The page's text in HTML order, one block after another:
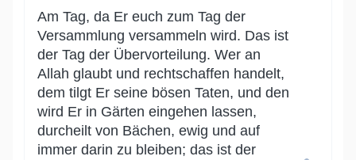
Am Tag, da Er euch zum Tag der
Versammlung versammeln wird. Das ist
der Tag der Übervorteilung. Wer an
Allah glaubt und rechtschaffen handelt,
dem tilgt Er seine bösen Taten, und den
wird Er in Gärten eingehen lassen,
durcheilt von Bächen, ewig und auf
immer darin zu bleiben; das ist der